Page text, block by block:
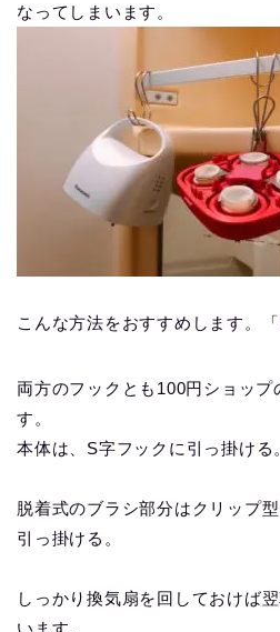
なってしまいます。
こんな方法をおすすめします。「
両方のフックとも100円ショップ
す。
本体は、S字フックに引っ掛ける
脱着式のブラシ部分はクリップ
引っ掛ける。
しっかり換気扇を回しておけば
います。